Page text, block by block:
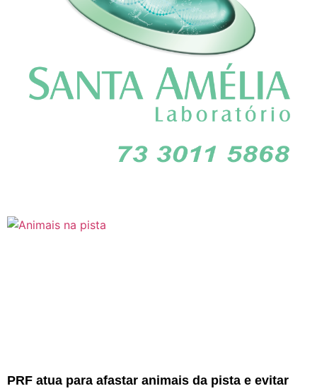
PRF atua para afastar animais da pista e evitar